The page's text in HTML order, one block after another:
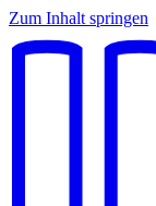
Zum Inhalt springen